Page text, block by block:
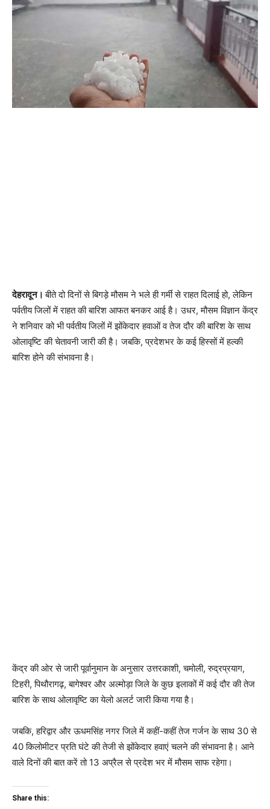
देहरादून।बीते दो दिनों से बिगड़े मौसम ने भले ही गर्मी से राहत दिलाई हो, लेकिन
पर्वतीय जिलों में राहत की बारिश आफत बनकर आई है। उधर, मौसम विज्ञान केंद्र
ने शनिवार को भी पर्वतीय जिलों में झोंकेदार हवाओं व तेज दौर की बारिश के साथ
ओलावृष्टि की चेतावनी जारी की है। जबकि, प्रदेशभर के कई हिस्सों में हल्की
बारिश होने की संभावना है।
केंद्र की ओर से जारी पूर्वानुमान के अनुसार उत्तरकाशी, चमोली, रुद्रप्रयाग,
टिहरी, पिथौरागढ़, बागेश्वर और अल्मोड़ा जिले के कुछ इलाकों में कई दौर की तेज
बारिश के साथ ओलावृष्टि का येलो अलर्ट जारी किया गया है।
जबकि, हरिद्वार और ऊधमसिंह नगर जिले में कहीं-कहीं तेज गर्जन के साथ 30 से
40 किलोमीटर प्रति घंटे की तेजी से झोंकेदार हवाएं चलने की संभावना है। आने
वाले दिनों की बात करें तो 13 अप्रैल से प्रदेश भर में मौसम साफ रहेगा।
Share this: